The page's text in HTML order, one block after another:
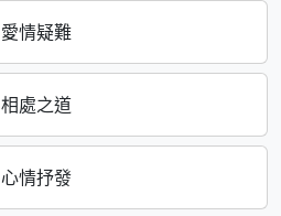
愛情疑難
相處之道
心情抒發